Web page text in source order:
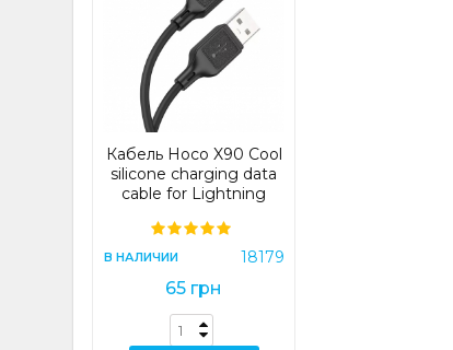
Кабель Hoco X90 Cool
silicone charging data
cable for Lightning
В НАЛИЧИИ 18179
65 грн